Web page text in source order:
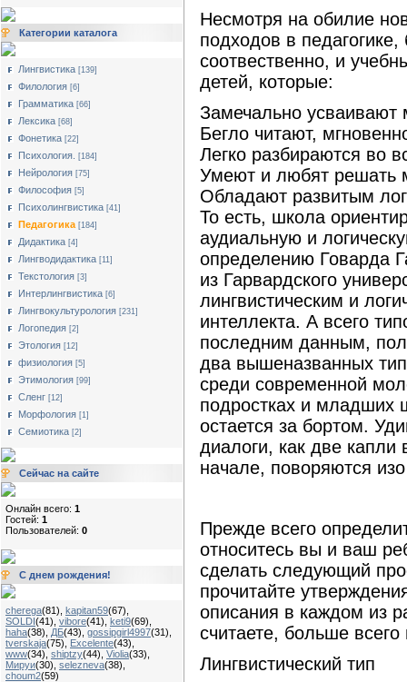
Категории каталога
Лингвистика [139]
Филология [6]
Грамматика [66]
Лексика [68]
Фонетика [22]
Психология. [184]
Нейрология [75]
Философия [5]
Психолингвистика [41]
Педагогика [184]
Дидактика [4]
Лингводидактика [11]
Текстология [3]
Интерлингвистика [6]
Лингвокультурология [231]
Логопедия [2]
Этология [12]
физиология [5]
Этимология [99]
Сленг [12]
Морфология [1]
Семиотика [2]
Сейчас на сайте
Онлайн всего: 1
Гостей: 1
Пользователей: 0
С днем рождения!
cherega(81) kapitan59(67)
SOLDI(41) vibore(41) keti9(69)
haha(38) ДБ(43) gossipgirl4997(31)
tverskaja(75) Excelente(43)
www(34) shiptzy(44) Violia(33)
Мируи(30) selezneva(38)
choum2(59)
Несмотря на обилие
подходов в
соотвественно, и
детей, которые:
Замечально усваивают
Бегло читают,
Легко разбираются во
Умеют и любят решать
Обладают развитым
То есть, школа
аудиальную и
определению Говарда
из Гарвардского
лингвистическим и
интеллекта. А всего
последним данным,
два вышеназванных
среди современной
подростках и младших
остается за бортом.
диалоги, как две
начале, поворяются
Прежде всего
относитесь вы и ваш
сделать следующий
прочитайте
описания в каждом из
считаете, больше
Лингвистический тип